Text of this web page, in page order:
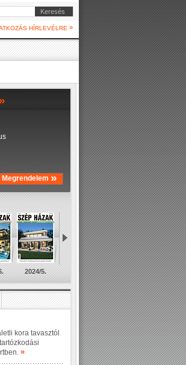
Keresés
HÍRLEVÉLRE »
»
Megrendelem »
2024/5.
kora tavasztól
»